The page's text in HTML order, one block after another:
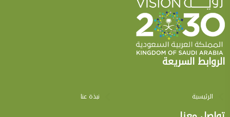
الروابط السريعة
الرئيسية نبذة عنا